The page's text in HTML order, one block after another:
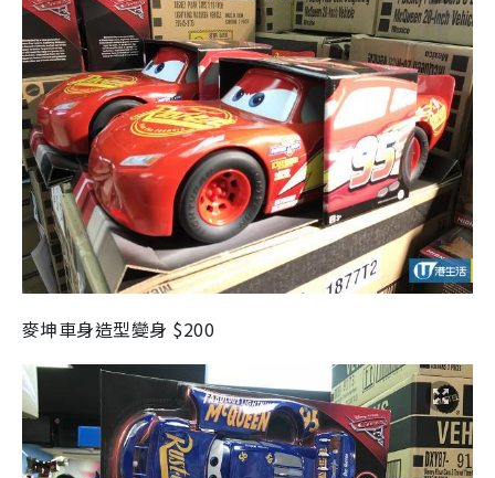
麥坤車身造型變身 $200